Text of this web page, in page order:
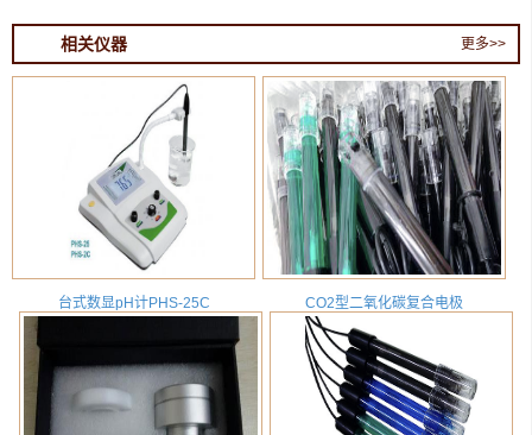
更多>>
相关仪器
台式数显pH计PHS-25C CO2型二氧化碳复合电极